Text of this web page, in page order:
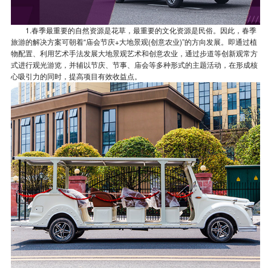
1.春季最重要的自然资源是花草，最重要的文化资源是民俗。因此，春季
旅游的解决方案可朝着“庙会节庆+大地景观(创意农业)”的方向发展。即通过植
物配置、利用艺术手法发展大地景观艺术和创意农业，通过步道等创新观常方
式进行观光游览，并辅以节庆、节事、庙会等多种形式的主题活动，在形成核
心吸引力的同时，提高项目有效收益点。